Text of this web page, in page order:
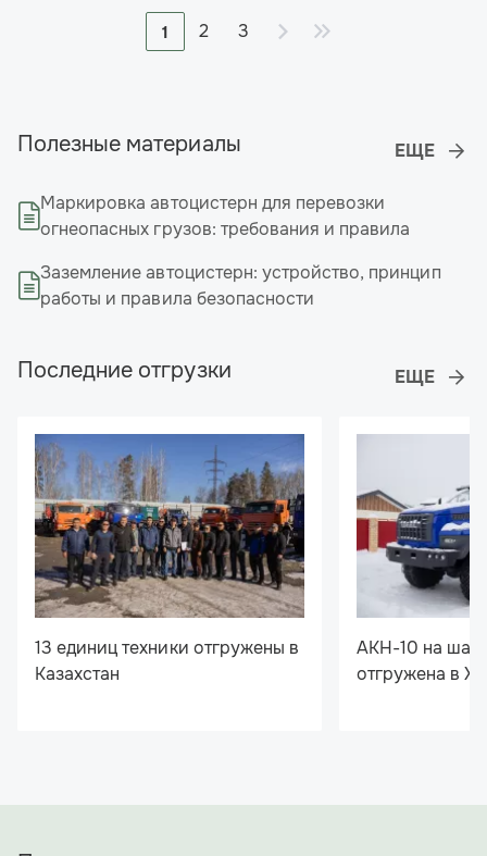
1 2 3
Полезные материалы
Маркировка автоцистерн для перевозки
огнеопасных грузов: требования и правила
Заземление автоцистерн: устройство, принцип
работы и правила безопасности
Последние отгрузки
13 единиц техники отгружены в
Казахстан
АКН-10 на
отгружена в